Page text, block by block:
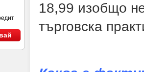
18,99 изобщо
търговска